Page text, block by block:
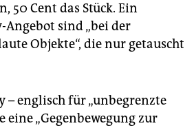
50 Cent das Stück. Ein
sind „bei der
Objekte“, die nur getauscht
englisch für „unbegrenzte
eine „Gegenbewegung zur